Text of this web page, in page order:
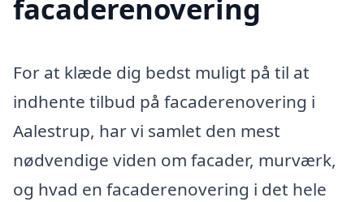
facaderenovering
For at klæde dig bedst muligt på til at
indhente tilbud på facaderenovering i
Aalestrup, har vi samlet den mest
nødvendige viden om facader, murværk,
og hvad en facaderenovering i det hele